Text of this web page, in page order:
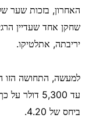
יריבתה, אתלטיקו.
למעשה, התחושה הזו
ביחס של 4.20.